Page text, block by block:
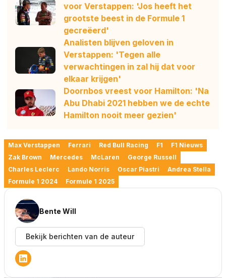
voor Verstappen: 'Jos heeft het
grootste beest in de Formule 1
gecreëerd'
Analisten blijven geloven in
Verstappen: 'Tegen alle
verwachtingen in zal hij dat voor
elkaar krijgen'
Doornbos vreest voor Hamilton: 'Na
Abu Dhabi 2021 hebben we de echte
Hamilton nooit meer gezien'
Max Verstappen Ferrari Red Bull Racing F1
F1 Nieuws
Zak Brown
Mercedes McLaren
George Russell
Charles Leclerc
Lando Norris Oscar Piastri
Andrea Stella
Formule 1 2024
Formule 1 2025
Bente Will
Bekijk berichten van de auteur